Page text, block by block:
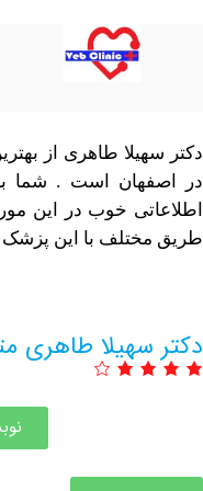
طاهری از بهترین
است . شما با
خوب در این مورد
با این پزشک مرتبط
طاهری
نوبت دهی